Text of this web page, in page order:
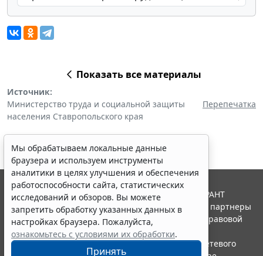
Показать все материалы
Источник:
Министерство труда и социальной защиты
населения Ставропольского края
Перепечатка
Мы обрабатываем локальные данные
браузера и используем инструменты
аналитики в целях улучшения и обеспечения
работоспособности сайта, статистических
исследований и обзоров. Вы можете
запретить обработку указанных данных в
настройках браузера. Пожалуйста,
ознакомьтесь с условиями их обработки.
Принять
© ООО "НПП "ГАРАНТ-СЕРВИС", 2026. Система ГАРАНТ
выпускается с 1990 года. Компания "Гарант" и ее партнеры
являются участниками Российской ассоциации правовой
информации ГАРАНТ.
Портал ГАРАНТ.РУ зарегистрирован в качестве сетевого